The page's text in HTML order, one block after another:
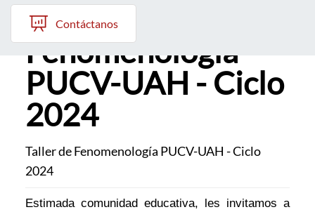
Quiénes somos
Líneas de trabajo 2025-2028
Historia
Proyecto Conocimientos 2030
Contáctanos
Taller de
Fenomenología
PUCV-UAH - Ciclo
2024
Taller de Fenomenología PUCV-UAH - Ciclo
2024
Estimada comunidad educativa, les invitamos a